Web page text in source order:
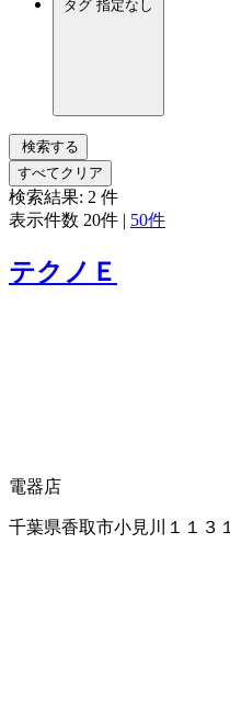
タグ 指定なし
検索する
すべてクリア
検索結果: 2 件
表示件数 20件 | 50件
テクノＥ
電器店
千葉県香取市小見川１１３１